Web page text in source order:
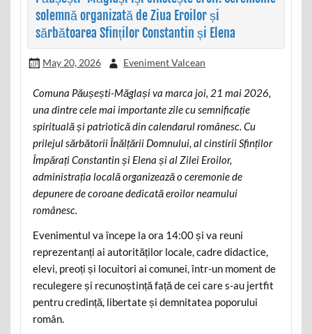
solemnă organizată de Ziua Eroilor și
sărbătoarea Sfinților Constantin și Elena
May 20, 2026 Eveniment Valcean
Comuna Păușești-Măglași va marca joi, 21 mai 2026,
una dintre cele mai importante zile cu semnificație
spirituală și patriotică din calendarul românesc. Cu
prilejul sărbătorii Înălțării Domnului, al cinstirii Sfinților
Împărați Constantin și Elena și al Zilei Eroilor,
administrația locală organizează o ceremonie de
depunere de coroane dedicată eroilor neamului
românesc.
Evenimentul va începe la ora 14:00 și va reuni
reprezentanți ai autorităților locale, cadre didactice,
elevi, preoți și locuitori ai comunei, într-un moment de
reculegere și recunoștință față de cei care s-au jertfit
pentru credință, libertate și demnitatea poporului
român.